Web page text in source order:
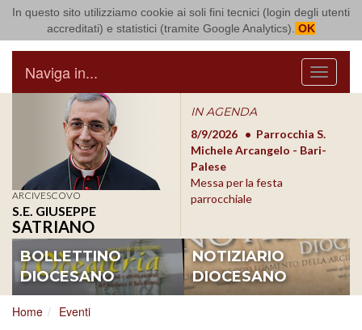
In questo sito utilizziamo cookie ai soli fini tecnici (login degli utenti
accreditati) e statistici (tramite Google Analytics). OK
Arcidiocesi di Bari Bitonto
Menu
Naviga in...
ARCIVESCOVO
S.E. GIUSEPPE
SATRIANO
IN AGENDA
8/17/2026
Conversano
Conferenza Episcopale
Pugliese
8/9/2026
Parrocchia S.
Michele Arcangelo - Bari-
Palese
Messa per la festa
parrocchiale
BOLLETTINO
DIOCESANO
NOTIZIARIO
DIOCESANO
Home Eventi